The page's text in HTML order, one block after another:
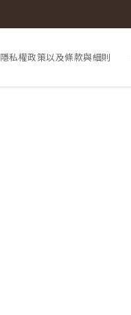
隱私權政策以及條款與細則